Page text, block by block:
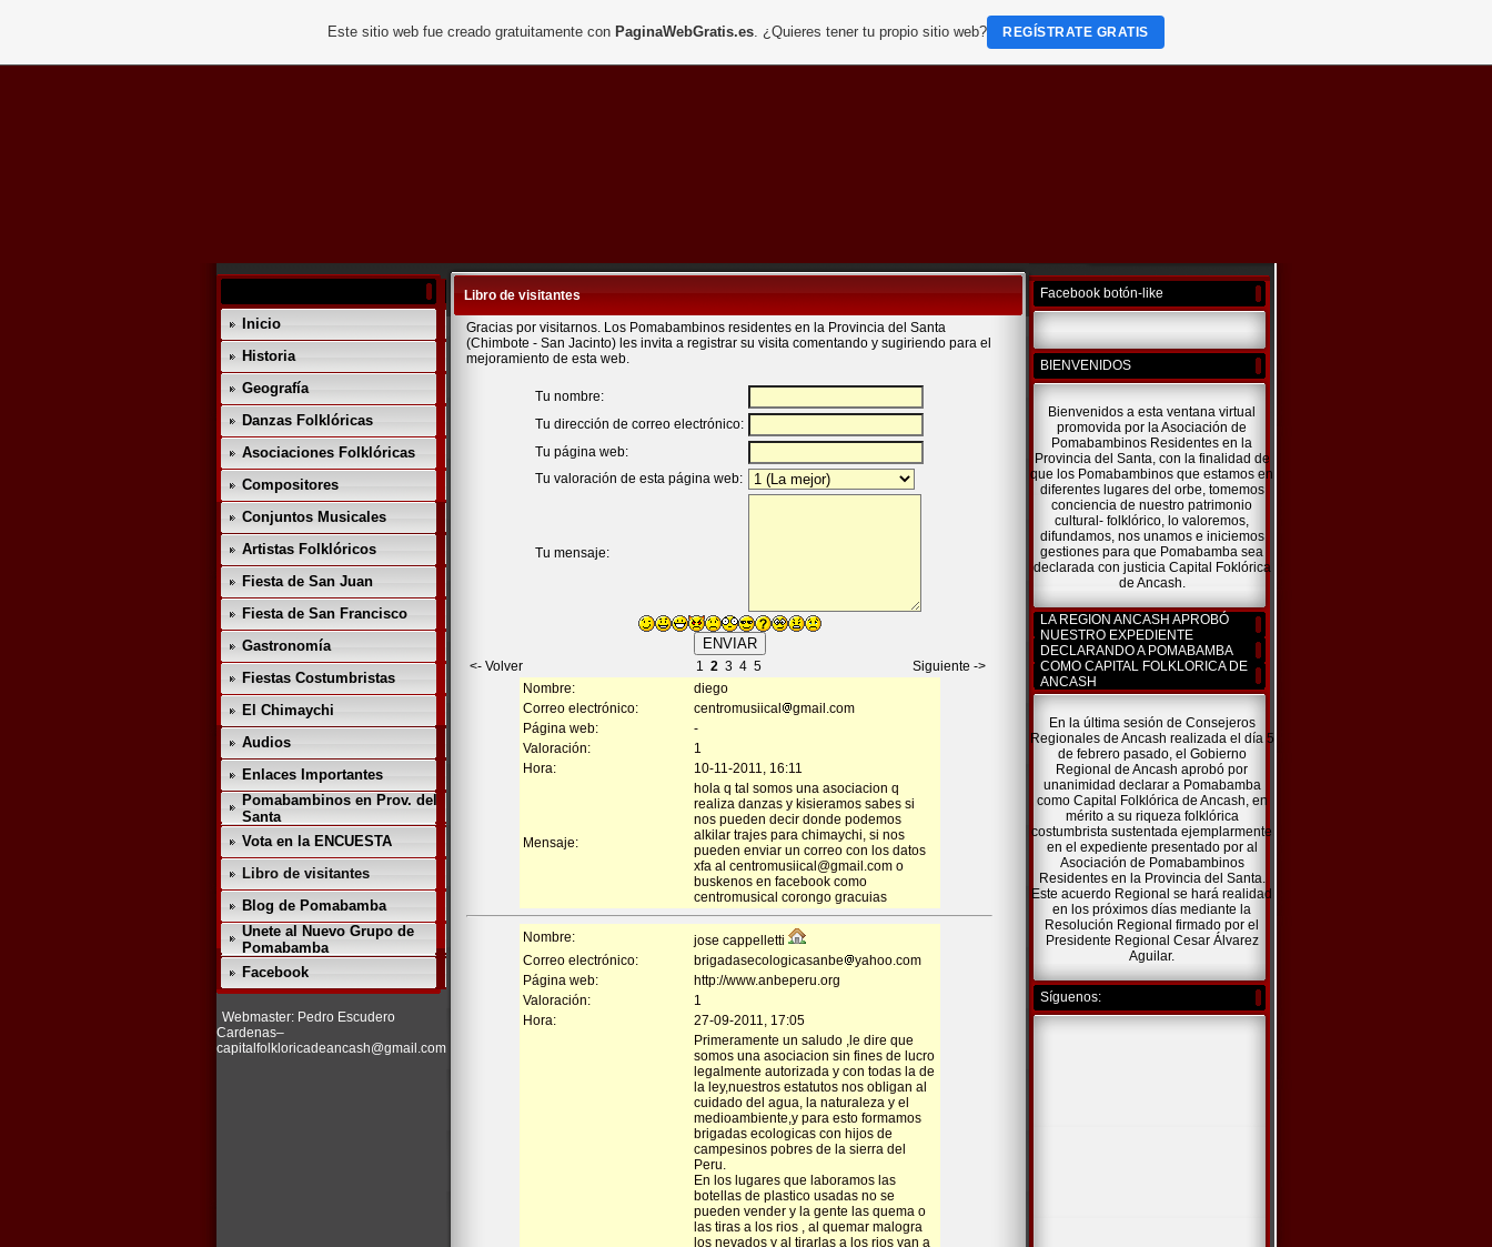
Inicio
Historia
Geografía
Danzas Folklóricas
Asociaciones Folklóricas
Compositores
Conjuntos Musicales
Artistas Folklóricos
Fiesta de San Juan
Fiesta de San Francisco
Gastronomía
Fiestas Costumbristas
El Chimaychi
Audios
Enlaces Importantes
Pomabambinos en Prov. del
Santa
Vota en la ENCUESTA
Libro de visitantes
Blog de Pomabamba
Unete al Nuevo Grupo de
Pomabamba
Facebook
Webmaster: Pedro Escudero
Cardenas–
capitalfolkloricadeancash@gmail.com
Libro de visitantes
Gracias por visitarnos. Los Pomabambinos residentes en la Provincia del Santa
(Chimbote - San Jacinto) les invita a registrar su visita comentando y sugiriendo para el
mejoramiento de esta web.
Tu nombre:
Tu dirección de correo electrónico:
Tu página web:
Tu valoración de esta página web:
Tu mensaje:
<- Volver 1 2 3 4 5
Siguiente ->
Nombre:
diego
Correo electrónico:
centromusiical
gmail.com
Página web:
-
Valoración:
1
Hora:
10-11-2011, 16:11
Mensaje:
hola q tal somos una asociacion q
realiza danzas y kisieramos sabes si
nos pueden decir donde podemos
alkilar trajes para chimaychi, si nos
pueden enviar un correo con los datos
xfa al centromusiical@gmail.com o
buskenos en facebook como
centromusical corongo gracuias
Nombre:
jose cappelletti
Correo electrónico:
brigadasecologicasanbe
yahoo.com
Página web:
http://www.anbeperu.org
Valoración:
1
Hora:
27-09-2011, 17:05
Primeramente un saludo ,le dire que
somos una asociacion sin fines de lucro
legalmente autorizada y con todas la de
la ley,nuestros estatutos nos obligan al
cuidado del agua, la naturaleza y el
medioambiente,y para esto formamos
brigadas ecologicas con hijos de
campesinos pobres de la sierra del
Peru.
En los lugares que laboramos las
botellas de plastico usadas no se
pueden vender y la gente las quema o
las tiras a los rios , al quemar malogra
los nevados y al tirarlas a los rios van a
Facebook botón-like
BIENVENIDOS
Bienvenidos a esta ventana virtual
promovida por la Asociación de
Pomabambinos Residentes en la
Provincia del Santa, con la finalidad de
que los Pomabambinos que estamos en
diferentes lugares del orbe, tomemos
conciencia de nuestro patrimonio
cultural- folklórico, lo valoremos,
difundamos, nos unamos e iniciemos
gestiones para que Pomabamba sea
declarada con justicia Capital Foklórica
de Ancash.
LA REGION ANCASH APROBÓ
NUESTRO EXPEDIENTE
DECLARANDO A POMABAMBA
COMO CAPITAL FOLKLORICA DE
ANCASH
En la última sesión de Consejeros
Regionales de Ancash realizada el día 5
de febrero pasado, el Gobierno
Regional de Ancash aprobó por
unanimidad declarar a Pomabamba
como Capital Folklórica de Ancash, en
mérito a su riqueza folklórica
costumbrista sustentada ejemplarmente
en el expediente presentado por al
Asociación de Pomabambinos
Residentes en la Provincia del Santa.
Este acuerdo Regional se hará realidad
en los próximos días mediante la
Resolución Regional firmado por el
Presidente Regional Cesar Álvarez
Aguilar.
Síguenos:
Este sitio web fue creado gratuitamente con PaginaWebGratis.es. ¿Quieres tener tu propio sitio web? REGÍSTRATE GRATIS